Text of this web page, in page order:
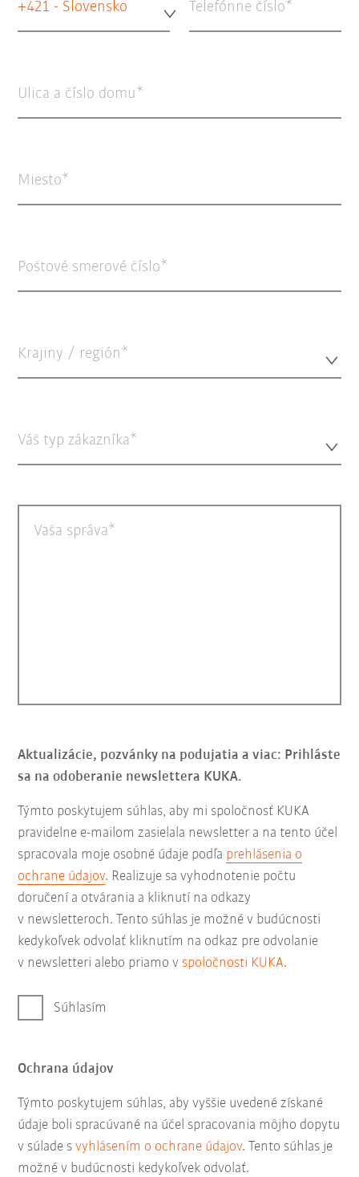
+421 - Slovensko Telefónne číslo
Ulica a číslo domu
Miesto
Poštové smerové číslo
Krajiny / región*
Váš typ zákazníka*
Vaša správa
Aktualizácie, pozvánky na podujatia a viac: Prihláste
sa na odoberanie newslettera KUKA.
Týmto poskytujem súhlas, aby mi spoločnosť KUKA
pravidelne e-mailom zasielala newsletter a na tento účel
spracovala moje osobné údaje podľa prehlásenia o
ochrane údajov. Realizuje sa vyhodnotenie počtu
doručení a otvárania a kliknutí na odkazy
v newsletteroch. Tento súhlas je možné v budúcnosti
kedykoľvek odvolať kliknutím na odkaz pre odvolanie
v newsletteri alebo priamo v spoločnosti KUKA.
Súhlasím
Ochrana údajov
Týmto poskytujem súhlas, aby vyššie uvedené získané
údaje boli spracúvané na účel spracovania môjho dopytu
v súlade svyhlásením o ochrane údajov. Tento súhlas je
možné v budúcnosti kedykoľvek odvolať.